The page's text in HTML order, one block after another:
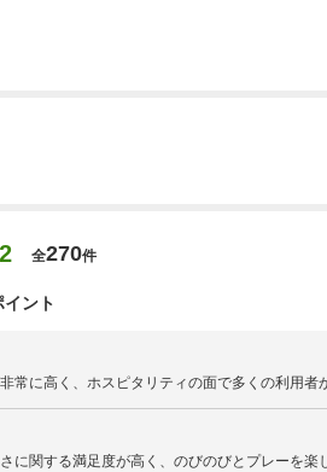
全270件
ント
常に高く、ホスピタリティの面で多くの利用者
に関する満足度が高く、のびのびとプレーを楽